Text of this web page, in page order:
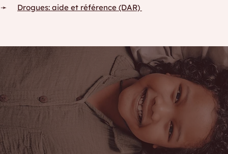
➛ Drogues: aide et référence (DAR)